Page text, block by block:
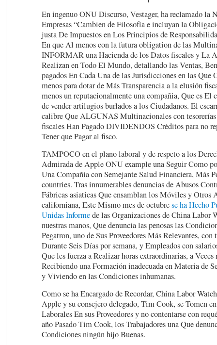
En ingenuo ONU Discurso, Vestager, ha reclamado la
Empresas “Cambien de Filosofía e incluyan la
justa De Impuestos en Los Principios de
En que Al menos con la futura obligation de las
INFORMAR una Hacienda de los Datos fiscales y La
Realizan en Todo El Mundo, detallando las Ventas,
pagados En Cada Una de las Jurisdicciones en las Que
menos para dotar de Más Transparencia a la elusión
menos un reputacionalmente una compañia, Que es El
de vender artilugios burlados a los Ciudadanos. El
calibre Que ALGUNAS Multinacionales con tesorerías
fiscales Han Pagado DIVIDENDOS Créditos para no
Tener que Pagar al fisco.
TAMPOCO en el plano laboral y de respeto a los
Admirada de Apple ONU example una Seguir Como
Una Compañía con Semejante Salud Financiera, Más
countries. Tras innumerables denuncias de Abusos
Fábricas asiaticas Que ensamblan los Móviles y Otros
californiana, Este Mismo mes de octubrese ha Hecho
Unidas Informede las Organizaciones de China Labor
nuestras manos, Que denuncia las penosas las
Pegatron, uno de Sus Proveedores Más Relevantes, con
Durante Seis Días por semana, y Empleados con
Que les fuerza a Realizar horas extraordinarias, a Veces
Recibiendo una Formación inadecuada en Materia de
y Viviendo en las Condiciones inhumanas.
Como se ha Encargado de Recordar, China Labor
Apple y su consejero delegado, Tim Cook, se Tomen
Laborales En sus Proveedores y no contentarse con
año Pasado Tim Cook, los Trabajadores una Que
Condiciones ningún hijo Buenas.